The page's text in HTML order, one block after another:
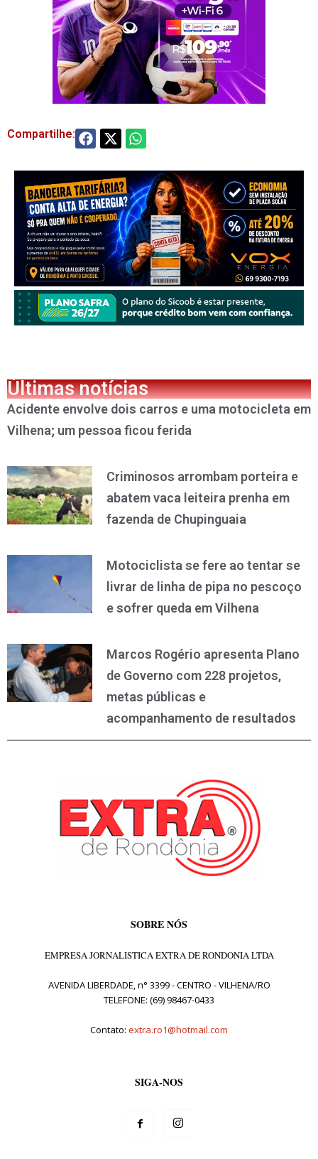
Compartilhe:
Últimas notícias
Acidente envolve dois carros e uma motocicleta em
Vilhena; um pessoa ficou ferida
Criminosos arrombam porteira e
abatem vaca leiteira prenha em
fazenda de Chupinguaia
Motociclista se fere ao tentar se
livrar de linha de pipa no pescoço
e sofrer queda em Vilhena
Marcos Rogério apresenta Plano
de Governo com 228 projetos,
metas públicas e
acompanhamento de resultados
SOBRE NÓS
EMPRESA JORNALISTICA EXTRA DE RONDONIA LTDA
AVENIDA LIBERDADE, n° 3399 - CENTRO - VILHENA/RO
TELEFONE: (69) 98467-0433
Contato: extra.ro1@hotmail.com
SIGA-NOS